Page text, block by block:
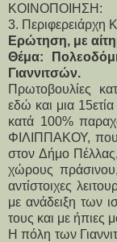
ΚΟΙΝΟΠΟΙΗΣΗ:
3. Περιφερειάρχη
Ερώτηση, με
Θέμα:
Γιαννιτσών.
Πρωτοβουλίες
εδώ και μια
κατά 100%
ΦΙΛΙΠΠΑΚΟΥ, που
στον Δήμο
χώρους
αντίστοιχες
με ανάδειξη των
τους και με ήπιες
Η πόλη των